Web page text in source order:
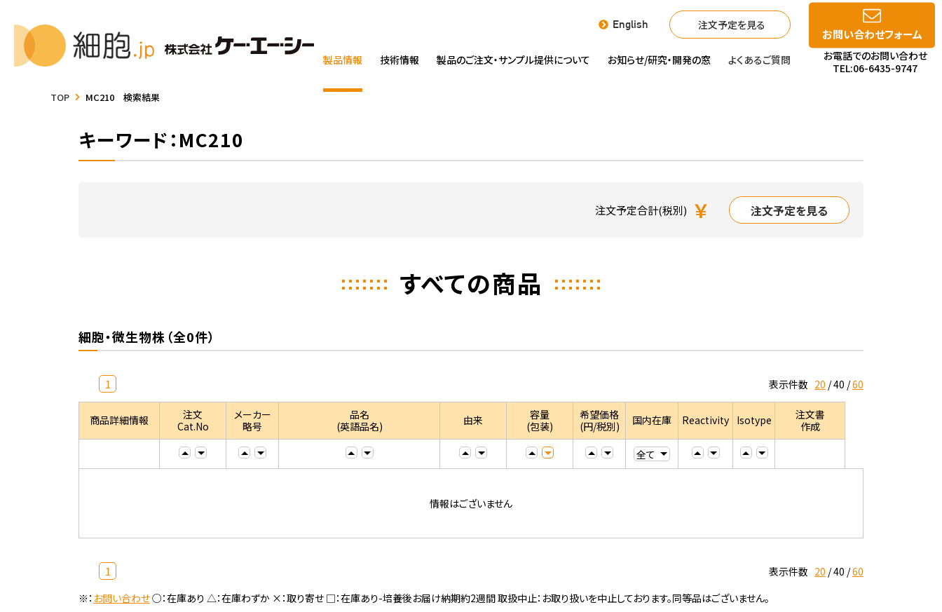
English 注文予定を見る
製品情報 技術情報 製品のご注文・サンプル提供について お知らせ/研究・開発の窓 よくあるご質問
お問い合わせフォーム
お電話でのお問い合わせ
TEL:06-6435-9747
TOP MC210 検索結果
キーワード：MC210
注文予定合計(税別) ￥ 注文予定を見る
すべての商品
細胞・微生物株（全0件）
1 表示件数 20 40 60
商品詳細情報
注文
Cat.No
メーカー
略号
品名
(英語品名)
由来
容量
(包装)
希望価格
(円/税別)
国内在庫 Reactivity Isotype
注文書
作成
情報はございません
1 表示件数 20 40 60
※： お問い合わせ○：在庫あり △：在庫わずか ×：取り寄せ □：在庫あり-培養後お届け納期約2週間 取扱中止：お取り扱いを中止しております。同等品はございません。